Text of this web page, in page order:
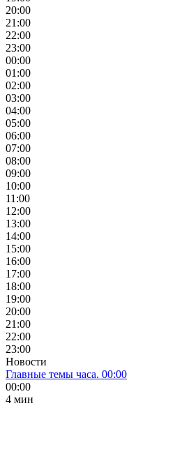
20:00
21:00
22:00
23:00
00:00
01:00
02:00
03:00
04:00
05:00
06:00
07:00
08:00
09:00
10:00
11:00
12:00
13:00
14:00
15:00
16:00
17:00
18:00
19:00
20:00
21:00
22:00
23:00
Новости
Главные темы часа. 00:00
00:00
4 мин